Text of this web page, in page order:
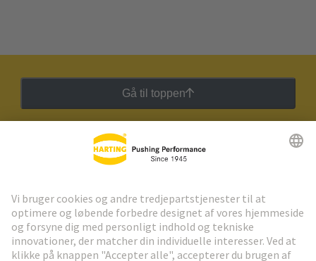
Gå til toppen
HARTING Newsletter
Gå til registrering